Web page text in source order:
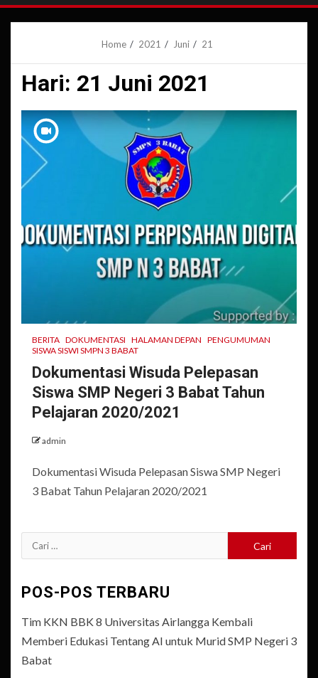
Home 2021 Juni 21
Hari: 21 Juni 2021
BERITA DOKUMENTASI HALAMAN DEPAN PENGUMUMAN
SISWA SISWI SMPN 3 BABAT
Dokumentasi Wisuda Pelepasan
Siswa SMP Negeri 3 Babat Tahun
Pelajaran 2020/2021
admin
Dokumentasi Wisuda Pelepasan Siswa SMP Negeri
3 Babat Tahun Pelajaran 2020/2021
Cari
untuk:
POS-POS TERBARU
Tim KKN BBK 8 Universitas Airlangga Kembali
Memberi Edukasi Tentang AI untuk Murid SMP Negeri 3
Babat